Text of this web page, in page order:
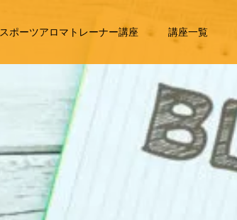
スポーツアロマトレーナー講座 講座一覧